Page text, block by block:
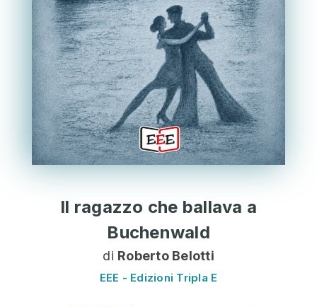
Il ragazzo che ballava a
Buchenwald
di Roberto Belotti
EEE - Edizioni Tripla E